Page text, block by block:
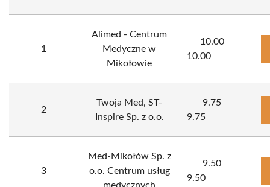
1
Alimed - Centrum
Medyczne w
Mikołowie
10.00
10.00
2
Twoja Med, ST-
Inspire Sp. z o.o.
9.75
9.75
3
Med-Mikołów Sp. z
o.o. Centrum usług
9.50
9.50